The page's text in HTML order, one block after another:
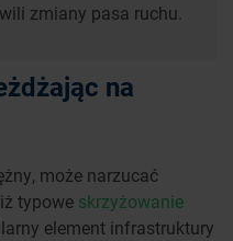
zmiany pasa ruchu.
na
może narzucać
typowe skrzyżowanie
element infrastruktury